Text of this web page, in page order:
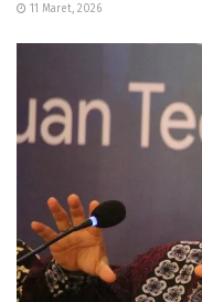
11 Maret, 2026